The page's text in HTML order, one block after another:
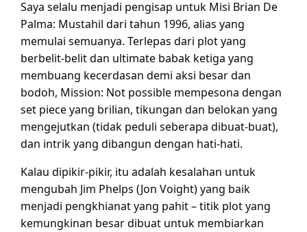
Saya selalu menjadi pengisap untuk Misi Brian De
Palma: Mustahil dari tahun 1996, alias yang
memulai semuanya. Terlepas dari plot yang
berbelit-belit dan ultimate babak ketiga yang
membuang kecerdasan demi aksi besar dan
bodoh, Mission: Not possible mempesona dengan
set piece yang brilian, tikungan dan belokan yang
mengejutkan (tidak peduli seberapa dibuat-buat),
dan intrik yang dibangun dengan hati-hati.
Kalau dipikir-pikir, itu adalah kesalahan untuk
mengubah Jim Phelps (Jon Voight) yang baik
menjadi pengkhianat yang pahit – titik plot yang
kemungkinan besar dibuat untuk membiarkan